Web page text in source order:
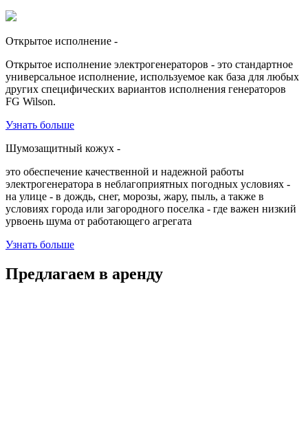
Открытое исполнение -
Открытое исполнение электрогенераторов - это стандартное
универсальное исполнение, используемое как база для любых
других специфических вариантов исполнения генераторов
FG Wilson.
Узнать больше
Шумозащитный кожух -
это обеспечение качественной и надежной работы
электрогенератора в неблагоприятных погодных условиях -
на улице - в дождь, снег, морозы, жару, пыль, а также в
условиях города или загородного поселка - где важен низкий
урвоень шума от работающего агрегата
Узнать больше
Предлагаем в аренду